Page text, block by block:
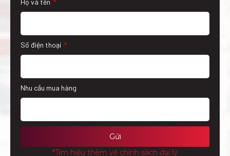
Số điện thoại
Nhu cầu mua hàng
Gửi
*Tìm hiểu thêm về chính sách đại lý